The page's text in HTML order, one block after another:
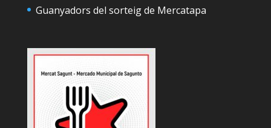
Guanyadors del sorteig de Mercatapa